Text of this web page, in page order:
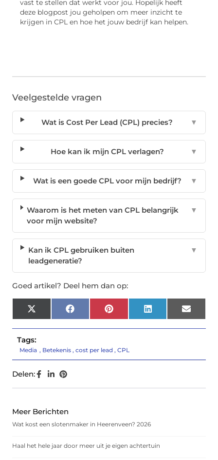
vast te stellen dat werkt voor jou. Hopelijk heeft
deze blogpost jou geholpen om meer inzicht te
krijgen in CPL en hoe het jouw bedrijf kan helpen.
Veelgestelde vragen
Wat is Cost Per Lead (CPL) precies? ▼
Hoe kan ik mijn CPL verlagen? ▼
Wat is een goede CPL voor mijn bedrijf? ▼
Waarom is het meten van CPL belangrijk
voor mijn website?
▼
Kan ik CPL gebruiken buiten
leadgeneratie?
▼
Goed artikel? Deel hem dan op:
X
(Twitter)
FacebookPinterest LinkedIn Email
Tags:
Media , Betekenis , cost per lead , CPL
Delen:
Meer Berichten
Wat kost een slotenmaker in Heerenveen? 2026
Haal het hele jaar door meer uit je eigen achtertuin